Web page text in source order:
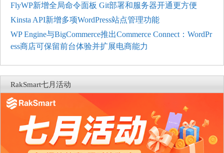
FlyWP新增全局命令面板 Git部署和服务器开通更方便
Kinsta API新增多项WordPress站点管理功能
WP Engine与BigCommerce推出Commerce Connect：WordPr
ess商店可保留前台体验并扩展电商能力
RakSmart七月活动